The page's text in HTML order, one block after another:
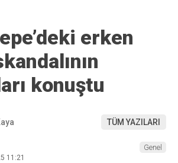
erken
konuştu
TÜM YAZILARI
11:21
Genel